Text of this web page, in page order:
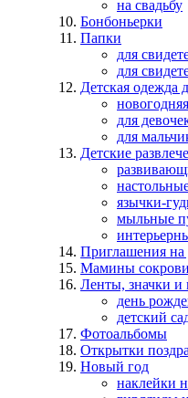
на свадьбу
Бонбоньерки
Папки
для
для
Детская одежда
новогодняя
для
для
Детские
язычки-
мыльные
Приглашения на
Мамины
Ленты, значки и
день
детский
Фотоальбомы
Открытки
Новый год
наклейки